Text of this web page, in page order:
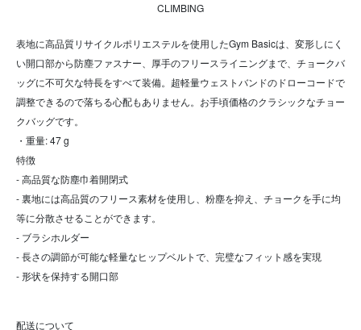
CLIMBING
表地に高品質リサイクルポリエステルを使用したGym Basicは、変形しにく
い開口部から防塵ファスナー、厚手のフリースライニングまで、チョークバ
ッグに不可欠な特長をすべて装備。超軽量ウェストバンドのドローコードで
調整できるので落ちる心配もありません。お手頃価格のクラシックなチョー
クバッグです。
・重量: 47 g
特徴
- 高品質な防塵巾着開閉式
- 裏地には高品質のフリース素材を使用し、粉塵を抑え、チョークを手に均
等に分散させることができます。
- ブラシホルダー
- 長さの調節が可能な軽量なヒップベルトで、完璧なフィット感を実現
- 形状を保持する開口部
配送について